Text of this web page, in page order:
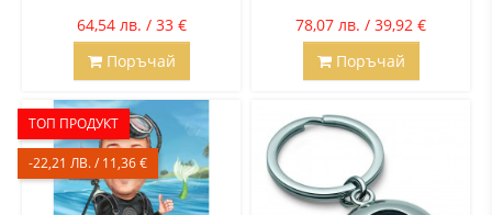
64,54 лв. / 33 €
Поръчай
78,07 лв. / 39,92 €
Поръчай
ТОП ПРОДУКТ
-22,21 ЛВ. / 11,36 €